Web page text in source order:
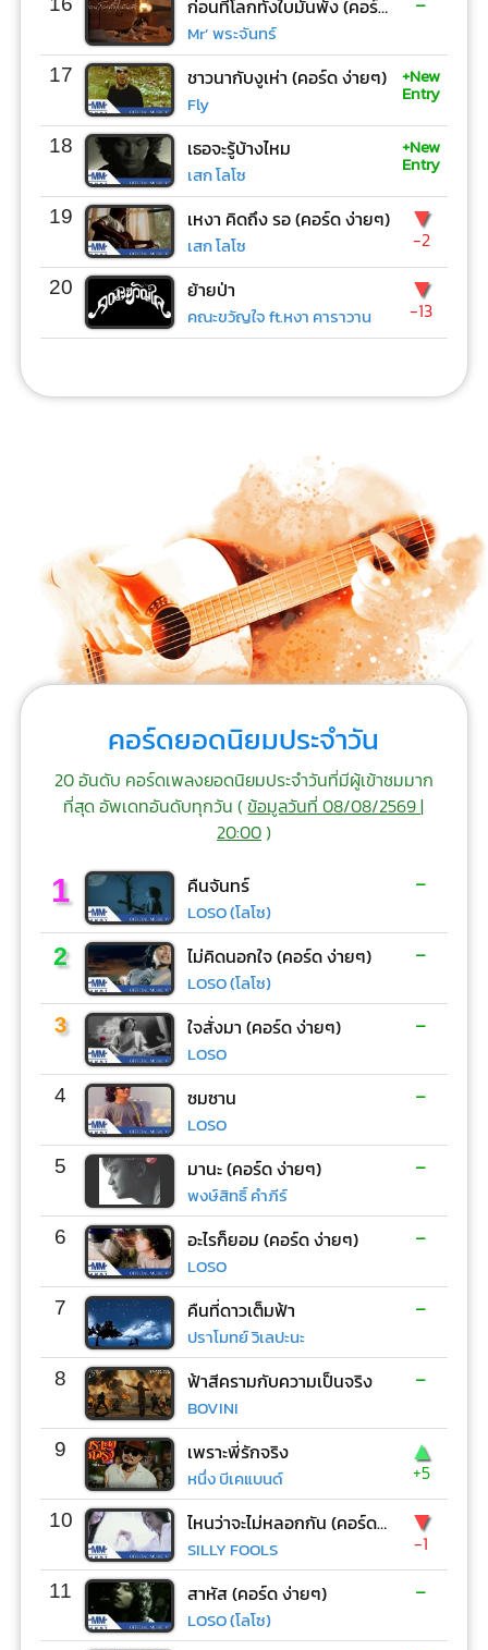
ก่อนที่โลกทั้งใบมันพัง (คอร์ด ง่ายๆ)
Mr’ พระจันทร์
17 ชาวนากับงูเห่า (คอร์ด ง่ายๆ)
Fly
+New
Entry
18 เธอจะรู้บ้างไหม
เสก โลโซ
+New
Entry
19 เหงา คิดถึง รอ (คอร์ด ง่ายๆ)
เสก โลโซ
▼
-2
20 ย้ายป่า
คณะขวัญใจ ft.หงา คาราวาน
▼
-13
คอร์ดยอดนิยมประจำวัน
20 อันดับ คอร์ดเพลงยอดนิยมประจำวันที่มีผู้เข้าชมมาก
ที่สุด อัพเดทอันดับทุกวัน (ข้อมูลวันที่ 08/08/2569 |
20:00)
1 คืนจันทร์
LOSO (โลโซ)
-
2 ไม่คิดนอกใจ (คอร์ด ง่ายๆ)
LOSO (โลโซ)
-
3 ใจสั่งมา (คอร์ด ง่ายๆ)
LOSO
-
4 ซมซาน
LOSO
-
5 มานะ (คอร์ด ง่ายๆ)
พงษ์สิทธิ์ คำภีร์
-
6 อะไรก็ยอม (คอร์ด ง่ายๆ)
LOSO
-
7 คืนที่ดาวเต็มฟ้า
ปราโมทย์ วิเลปะนะ
-
8 ฟ้าสีครามกับความเป็นจริง
BOVINI
-
9 เพราะพี่รักจริง
หนึ่ง บีเคแบนด์
▲
+5
10 ไหนว่าจะไม่หลอกกัน (คอร์ด ง่ายๆ)
SILLY FOOLS
▼
-1
11 สาหัส (คอร์ด ง่ายๆ)
LOSO (โลโซ)
-